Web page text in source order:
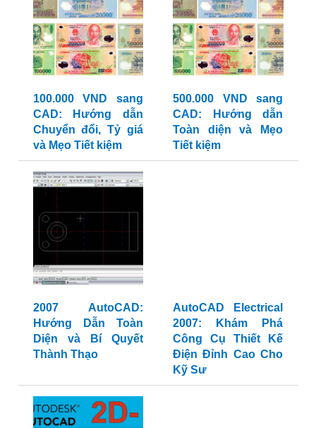
100.000 VND sang
CAD: Hướng dẫn
Chuyển đổi, Tỷ giá
và Mẹo Tiết kiệm
500.000 VND sang
CAD: Hướng dẫn
Toàn diện và Mẹo
Tiết kiệm
2007 AutoCAD:
Hướng Dẫn Toàn
Diện và Bí Quyết
Thành Thạo
AutoCAD Electrical
2007: Khám Phá
Công Cụ Thiết Kế
Điện Đỉnh Cao Cho
Kỹ Sư